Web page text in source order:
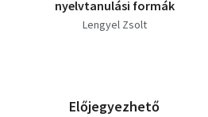
nyelvtanulási formák
Lengyel Zsolt
Előjegyezhető